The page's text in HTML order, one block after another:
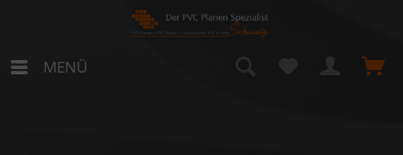
MENÜ